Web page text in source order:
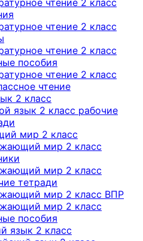
чтение 2 класс
чтение 2 класс
чтение 2 класс
пособия
чтение 2 класс
чтение
2 класс
язык 2 класс рабочие
мир 2 класс
мир 2 класс
мир 2 класс
тетради
мир 2 класс ВПР
мир 2 класс
пособия
язык 2 класс